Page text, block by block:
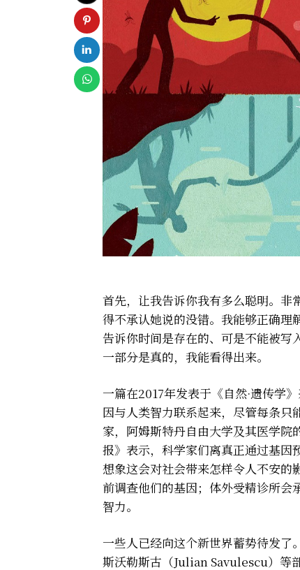
首先，让我告诉你我有多么聪明。非
得不承认她说的没错。我能够正确
告诉你时间是存在的、可是不能被写
一部分是真的，我能看得出来。
一篇在2017年发表于《自然·遗传学
因与人类智力联系起来，尽管每条
家，阿姆斯特丹自由大学及其医学
报》表示，科学家们离真正通过基
想象这会对社会带来怎样令人不安的
前调查他们的基因；体外受精诊所会
智力。
一些人已经向这个新世界蓄势待发
斯沃勒斯古（Julian Savulescu）等